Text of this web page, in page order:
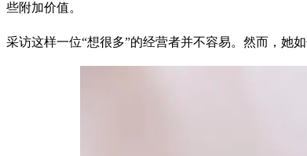
些附加价值。
采访这样一位“想很多”的经营者并不容易。然而，她